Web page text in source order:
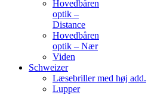
Hovedbåren
optik –
Distance
Hovedbåren
optik – Nær
Viden
Schweizer
Læsebriller med høj add.
Lupper